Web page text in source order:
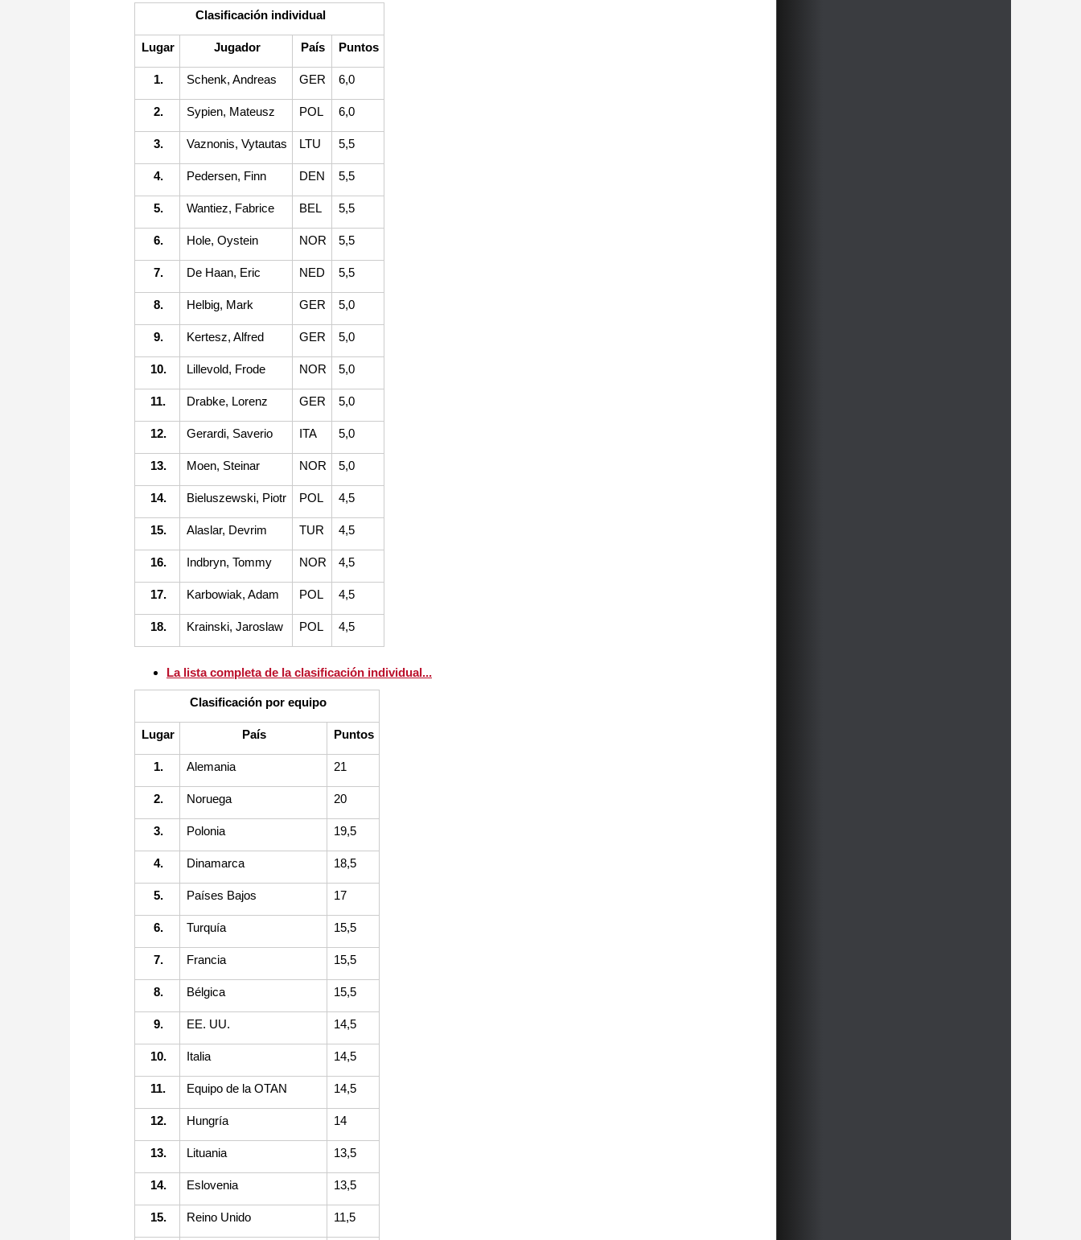
Clasificación individual
Lugar Jugador País Puntos
1. Schenk, Andreas GER 6,0
2. Sypien, Mateusz POL 6,0
3. Vaznonis, Vytautas LTU 5,5
4. Pedersen, Finn DEN 5,5
5. Wantiez, Fabrice BEL 5,5
6. Hole, Oystein NOR 5,5
7. De Haan, Eric NED 5,5
8. Helbig, Mark GER 5,0
9. Kertesz, Alfred GER 5,0
10. Lillevold, Frode NOR 5,0
11. Drabke, Lorenz GER 5,0
12. Gerardi, Saverio ITA 5,0
13. Moen, Steinar NOR 5,0
14. Bieluszewski, Piotr POL 4,5
15. Alaslar, Devrim TUR 4,5
16. Indbryn, Tommy NOR 4,5
17. Karbowiak, Adam POL 4,5
18. Krainski, Jaroslaw POL 4,5
La lista completa de la clasificación individual...
Clasificación por equipo
Lugar País Puntos
1. Alemania 21
2. Noruega 20
3. Polonia 19,5
4. Dinamarca 18,5
5. Países Bajos 17
6. Turquía 15,5
7. Francia 15,5
8. Bélgica 15,5
9. EE. UU. 14,5
10. Italia 14,5
11. Equipo de la OTAN 14,5
12. Hungría 14
13. Lituania 13,5
14. Eslovenia 13,5
15. Reino Unido 11,5